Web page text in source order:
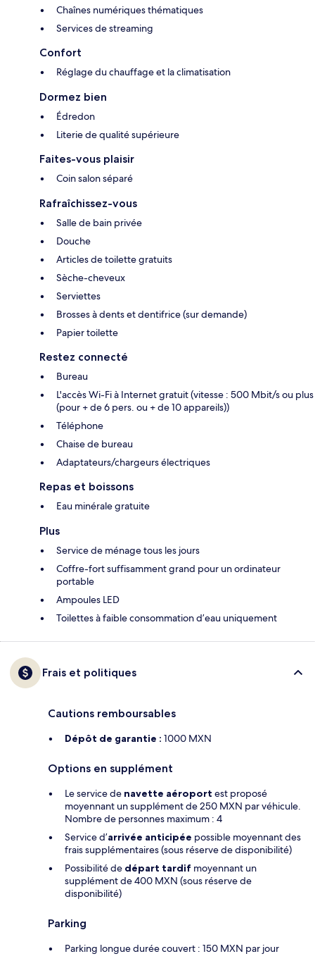
Chaînes numériques thématiques
Services de streaming
Confort
Réglage du chauffage et la climatisation
Dormez bien
Édredon
Literie de qualité supérieure
Faites-vous plaisir
Coin salon séparé
Rafraîchissez-vous
Salle de bain privée
Douche
Articles de toilette gratuits
Sèche-cheveux
Serviettes
Brosses à dents et dentifrice (sur demande)
Papier toilette
Restez connecté
Bureau
L'accès Wi-Fi à Internet gratuit (vitesse : 500 Mbit/s ou plus
(pour + de 6 pers. ou + de 10 appareils))
Téléphone
Chaise de bureau
Adaptateurs/chargeurs électriques
Repas et boissons
Eau minérale gratuite
Plus
Service de ménage tous les jours
Coffre-fort suffisamment grand pour un ordinateur
portable
Ampoules LED
Toilettes à faible consommation d’eau uniquement
Frais et politiques
Cautions remboursables
Dépôt de garantie : 1000 MXN
Options en supplément
Le service de navette aéroport est proposé
moyennant un supplément de 250 MXN par véhicule.
Nombre de personnes maximum : 4
Service d’arrivée anticipée possible moyennant des
frais supplémentaires (sous réserve de disponibilité)
Possibilité de départ tardif moyennant un
supplément de 400 MXN (sous réserve de
disponibilité)
Parking
Parking longue durée couvert : 150 MXN par jour